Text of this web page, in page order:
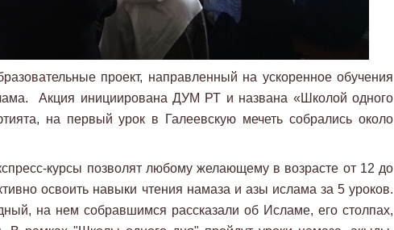
проект, направленный на ускоренное обучения
Акция инициирована ДУМ РТ и названа «Школой одного
на первый урок в Галеевскую мечеть собрались около
курсы позволят любому желающему в возрасте от 12 до
освоить навыки чтения намаза и азы ислама за 5 уроков.
на нем собравшимся рассказали об Исламе, его столпах,